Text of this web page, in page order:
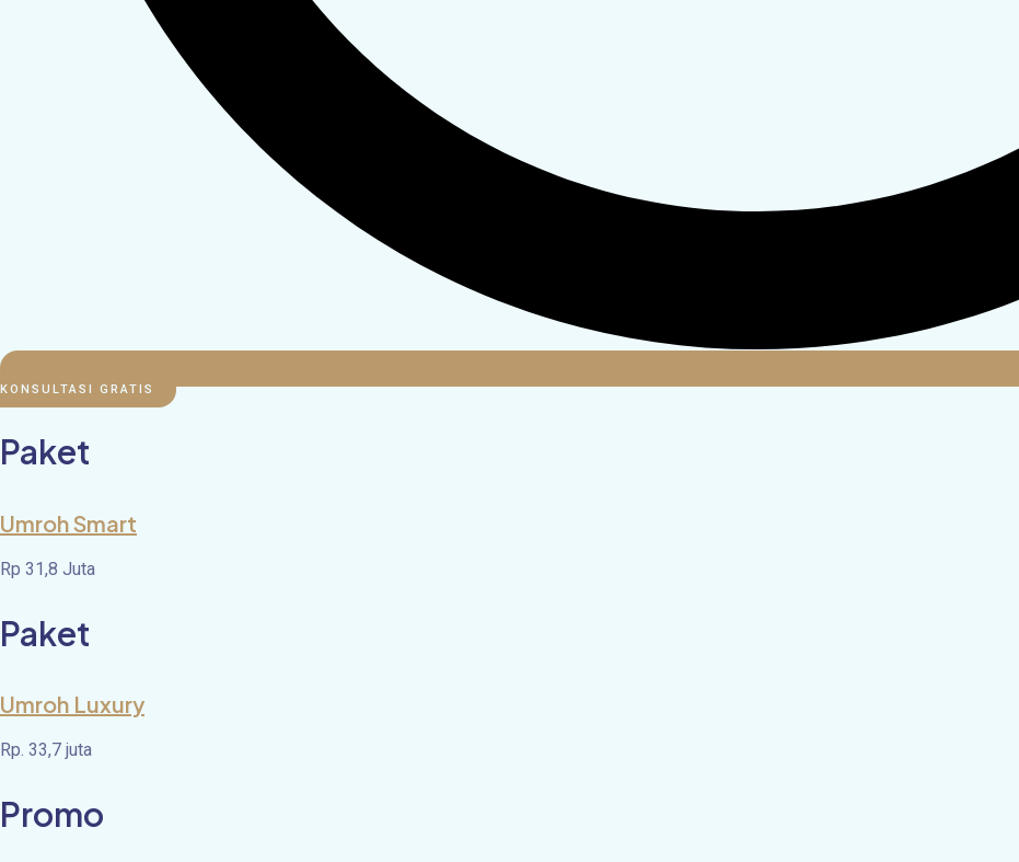
KONSULTASI GRATIS
Paket
Umroh Smart
Rp 31,8 Juta
Paket
Umroh Luxury
Rp. 33,7 juta
Promo